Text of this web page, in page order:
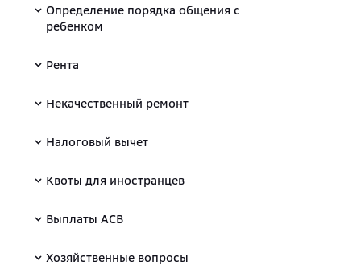
Определение порядка общения с
ребенком
Рента
Некачественный ремонт
Налоговый вычет
Квоты для иностранцев
Выплаты АСВ
Хозяйственные вопросы